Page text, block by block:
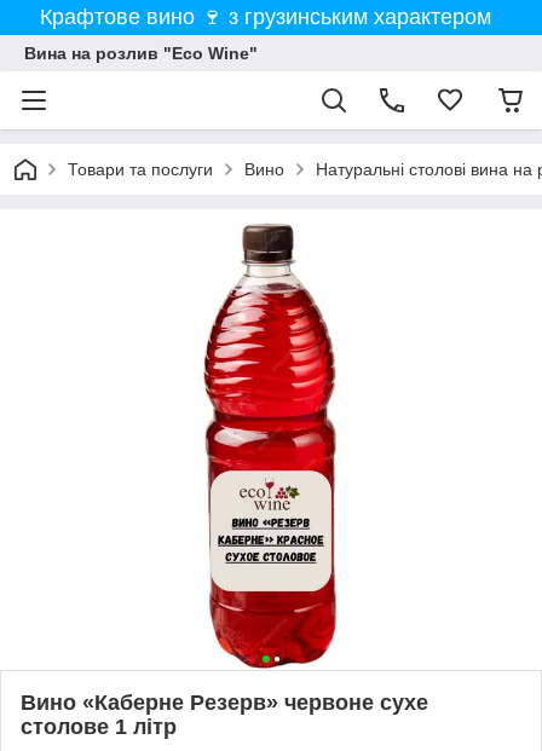
Крафтове вино 🍷 з грузинським характером
Вина на розлив "Eco Wine"
Товари та послуги Вино Натуральні столові вина на
Вино «Каберне Резерв» червоне сухе
столове 1 літр